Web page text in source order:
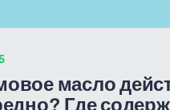
масло
Где